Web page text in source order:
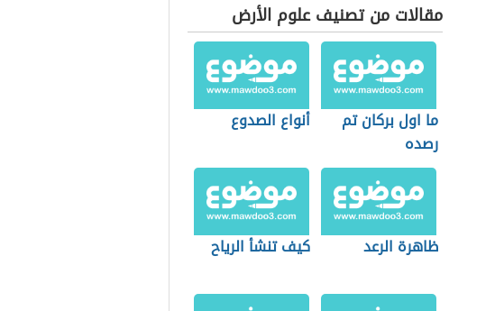
مقالات من تصنيف علوم الأرض
ما اول بركان تم
رصده
أنواع الصدوع
ظاهرة الرعد كيف تنشأ الرياح